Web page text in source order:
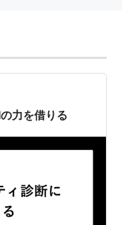
力を借りる